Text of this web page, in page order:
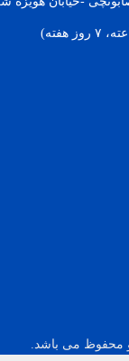
محفوظ می باشد.